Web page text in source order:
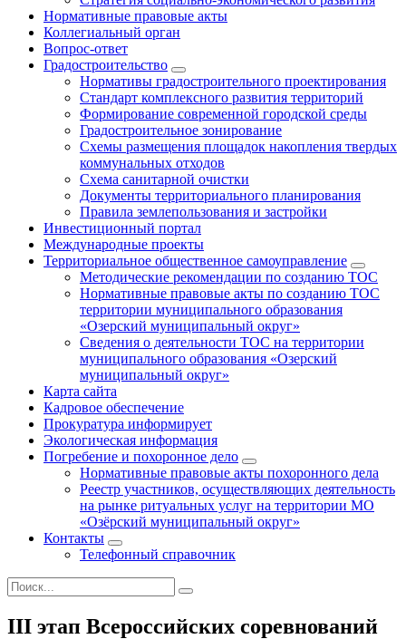
Нормативные правовые акты
Коллегиальный орган
Вопрос-ответ
Градостроительство
Нормативы градостроительного проектирования
Стандарт комплексного развития территорий
Формирование современной городской среды
Градостроительное зонирование
Схемы размещения площадок накопления твердых
коммунальных отходов
Схема санитарной очистки
Документы территориального планирования
Правила землепользования и застройки
Инвестиционный портал
Международные проекты
Территориальное общественное самоуправление
Методические рекомендации по созданию ТОС
Нормативные правовые акты по созданию ТОС
территории муниципального образования
«Озерский муниципальный округ»
Сведения о деятельности ТОС на территории
муниципального образования «Озерский
муниципальный округ»
Карта сайта
Кадровое обеспечение
Прокуратура информирует
Экологическая информация
Погребение и похоронное дело
Нормативные правовые акты похоронного дела
Реестр участников, осуществляющих деятельность
на рынке ритуальных услуг на территории МО
«Озёрский муниципальный округ»
Контакты
Телефонный справочник
III этап Всероссийских соревнований